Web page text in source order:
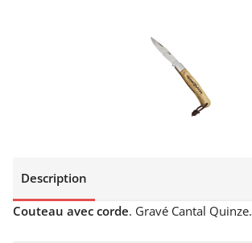
Description
Couteau avec corde. Gravé Cantal Quinze.